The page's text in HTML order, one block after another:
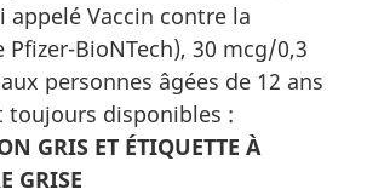
appelé Vaccin contre la
Pfizer-BioNTech), 30 mcg/0,3
personnes âgées de 12 ans
toujours disponibles :
GRIS ET ÉTIQUETTE À
GRISE